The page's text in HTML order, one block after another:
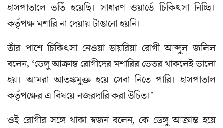
হাসপাতালে ভর্তি হয়েছি। সাধারণ ওয়ার্ডে চিকিৎসা নিচ্ছি।
কর্তৃপক্ষ মশারি না দেয়ায় টাঙানো হয়নি।
তাঁর পাশে চিকিৎসা নেওয়া ডায়রিয়া রোগী আব্দুল জলিল
বলেন, ‘ডেঙ্গু আক্রান্ত রোগীদের মশারির ভেতর থাকলেই ভালো
হয়। আমরা আতঙ্কমুক্ত হয়ে সেবা নিতে পারি। হাসপাতাল
কর্তৃপক্ষের এ বিষয়ে নজরদারি করা উচিত।’
ওই রোগীর সঙ্গে থাকা স্বজন বলেন, কে ডেঙ্গু আক্রান্ত হয়ে